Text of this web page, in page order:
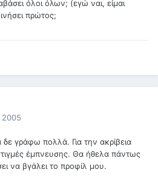
όλοι όλων; (εγώ ναι, είμαι
πρώτος;
2005
γράφω πολλά. Για την ακρίβεια
έμπνευσης. Θα ήθελα πάντως
να βγάλει το προφίλ μου.